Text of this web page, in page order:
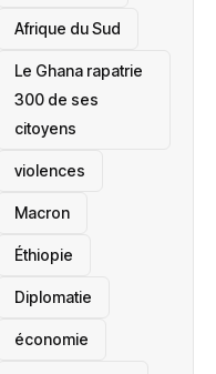
Afrique du Sud
Le Ghana rapatrie
300 de ses
citoyens
violences
Macron
Éthiopie
Diplomatie
économie